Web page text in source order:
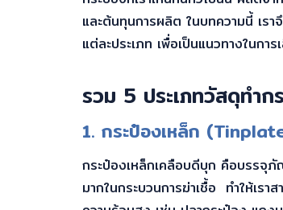
และต้นทุนการผลิต ในบทความนี้ เร
แต่ละประเภท เพื่อเป็นแนวทางในก
รวม 5 ประเภทวัสดุทำ
1. กระป๋องเหล็ก
กระป๋องเหล็กเคลือบดีบุก คือบรรจุภั
มากในกระบวนการฆ่าเชื้อ ทำให้เร